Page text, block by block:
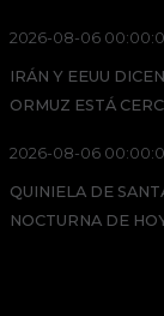
2026-08-06
IRÁN Y EEUU
ORMUZ ESTÁ
2026-08-06
QUINIELA DE
NOCTURNA DE